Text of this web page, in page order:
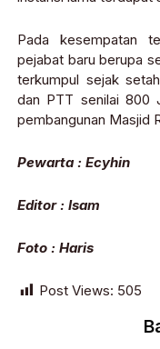
Pada kesempatan
pejabat baru berupa
terkumpul sejak
dan PTT senilai 800
pembangunan Masjid
Pewarta : Ecyhin
Editor : Isam
Foto : Haris
Post Views: 505